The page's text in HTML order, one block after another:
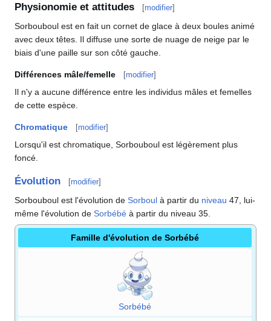
Physionomie et attitudes [modifier]
Sorbouboul est en fait un cornet de glace à deux boules animé
avec deux têtes. Il diffuse une sorte de nuage de neige par le
biais d'une paille sur son côté gauche.
Différences mâle/femelle [modifier]
Il n'y a aucune différence entre les individus mâles et femelles
de cette espèce.
Chromatique [modifier]
Lorsqu'il est chromatique, Sorbouboul est légèrement plus
foncé.
Évolution [modifier]
Sorbouboul est l'évolution de Sorboul à partir du niveau 47, lui-
même l'évolution de Sorbébé à partir du niveau 35.
Famille d'évolution de Sorbébé
Sorbébé